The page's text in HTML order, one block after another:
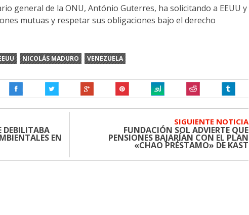
general de la ONU, António Guterres, ha solicitando a EEUU y
mutuas y respetar sus obligaciones bajo el derecho
NICOLÁS MADURO VENEZUELA
DEBILITABA
EN
SIGUIENTE NOTICIA
FUNDACIÓN SOL ADVIERTE QUE
PENSIONES BAJARÍAN CON EL PLAN
«CHAO PRÉSTAMO» DE KAST